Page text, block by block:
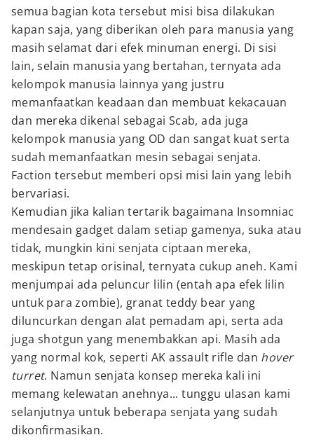
semua bagian kota tersebut misi bisa dilakukan
kapan saja, yang diberikan oleh para manusia yang
masih selamat dari efek minuman energi. Di sisi
lain, selain manusia yang bertahan, ternyata ada
kelompok manusia lainnya yang justru
memanfaatkan keadaan dan membuat kekacauan
dan mereka dikenal sebagai Scab, ada juga
kelompok manusia yang OD dan sangat kuat serta
sudah memanfaatkan mesin sebagai senjata.
Faction tersebut memberi opsi misi lain yang lebih
bervariasi.
Kemudian jika kalian tertarik bagaimana Insomniac
mendesain gadget dalam setiap gamenya, suka atau
tidak, mungkin kini senjata ciptaan mereka,
meskipun tetap orisinal, ternyata cukup aneh. Kami
menjumpai ada peluncur lilin (entah apa efek lilin
untuk para zombie), granat teddy bear yang
diluncurkan dengan alat pemadam api, serta ada
juga shotgun yang menembakkan api. Masih ada
yang normal kok, seperti AK assault rifle dan hover
turret. Namun senjata konsep mereka kali ini
memang kelewatan anehnya... tunggu ulasan kami
selanjutnya untuk beberapa senjata yang sudah
dikonfirmasikan.